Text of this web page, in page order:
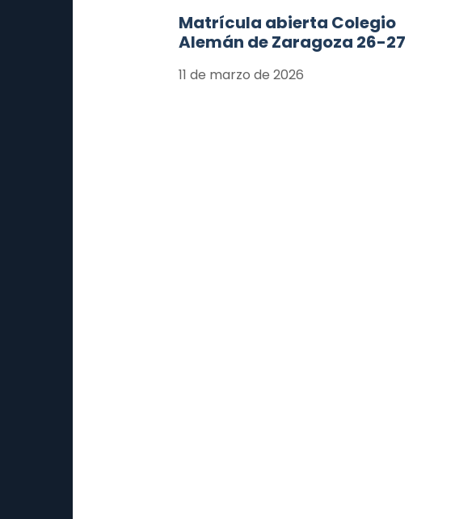
Matrícula abierta Colegio
Alemán de Zaragoza 26-27
11 de marzo de 2026